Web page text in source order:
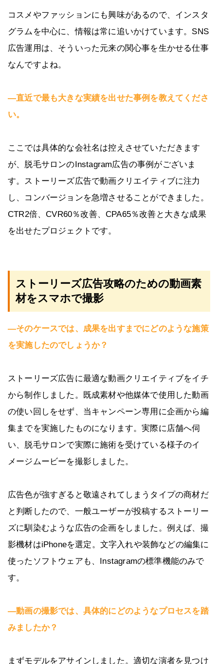
コスメやファッションにも興味があるので、インスタ
グラムを中心に、情報は常に追いかけています。SNS
広告運用は、そういった元来の関心事を生かせる仕事
なんですよね。
―直近で最も大きな実績を出せた事例を教えてくださ
い。
ここでは具体的な会社名は控えさせていただきます
が、脱毛サロンのInstagram広告の事例がございま
す。ストーリーズ広告で動画クリエイティブに注力
し、コンバージョンを急増させることができました。
CTR2倍、CVR60％改善、CPA65％改善と大きな成果
を出せたプロジェクトです。
ストーリーズ広告攻略のための動画素
材をスマホで撮影
―そのケースでは、成果を出すまでにどのような施策
を実施したのでしょうか？
ストーリーズ広告に最適な動画クリエイティブをイチ
から制作しました。既成素材や他媒体で使用した動画
の使い回しをせず、当キャンペーン専用に企画から編
集までを実施したものになります。実際に店舗へ伺
い、脱毛サロンで実際に施術を受けている様子のイ
メージムービーを撮影しました。
広告色が強すぎると敬遠されてしまうタイプの商材だ
と判断したので、一般ユーザーが投稿するストーリー
ズに馴染むような広告の企画をしました。例えば、撮
影機材はiPhoneを選定。文字入れや装飾などの編集に
使ったソフトウェアも、Instagramの標準機能のみで
す。
―動画の撮影では、具体的にどのようなプロセスを踏
みましたか？
まずモデルをアサインしました。適切な演者を見つけ